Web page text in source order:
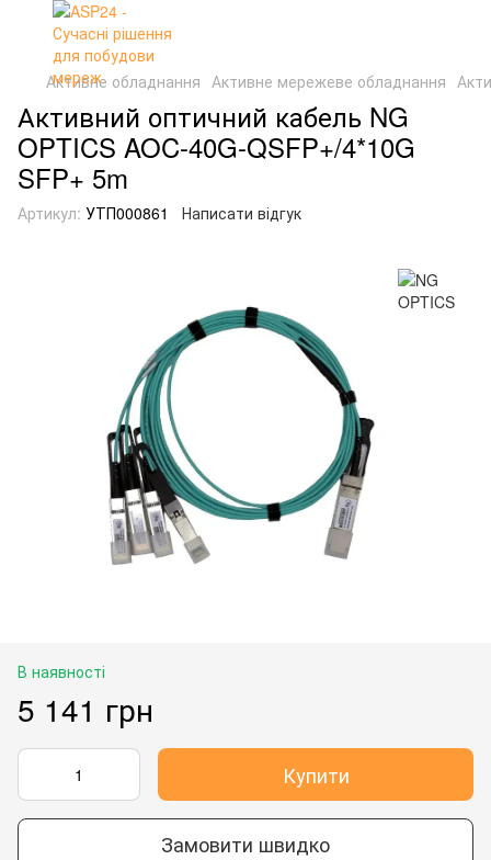
Активне обладнання Активне мережеве обладнання
Активний оптичний кабель NG
OPTICS AOC-40G-QSFP+/4*10G
SFP+ 5m
Артикул: УТП000861 Написати відгук
В наявності
5 141 грн
Купити
Замовити швидко